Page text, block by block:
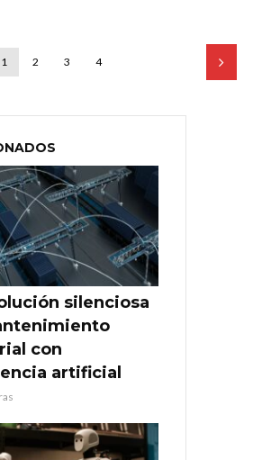
1 2 3 4
silenciosa
con
artificial